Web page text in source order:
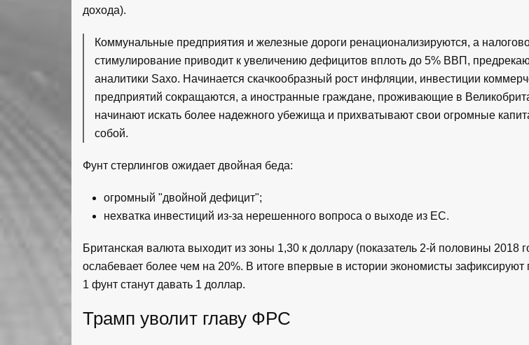
дохода).
Коммунальные предприятия и железные дороги ренационализируются, а
стимулирование приводит к увеличению дефицитов вплоть до 5% ВВП,
аналитики Saxo. Начинается скачкообразный рост инфляции, инвестиции
предприятий сокращаются, а иностранные граждане, проживающие в
начинают искать более надежного убежища и прихватывают свои огромные
собой.
Фунт стерлингов ожидает двойная беда:
огромный "двойной дефицит";
нехватка инвестиций из-за нерешенного вопроса о выходе из ЕС.
Британская валюта выходит из зоны 1,30 к доллару (показатель 2-й половины 2018
ослабевает более чем на 20%. В итоге впервые в истории экономисты зафиксируют
1 фунт станут давать 1 доллар.
Трамп уволит главу ФРС